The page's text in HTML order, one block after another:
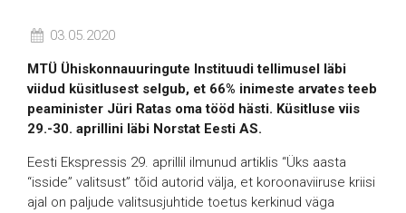
03.05.2020
MTÜ Ühiskonnauuringute Instituudi tellimusel läbi
viidud küsitlusest selgub, et 66% inimeste arvates teeb
peaminister Jüri Ratas oma tööd hästi. Küsitluse viis
29.-30. aprillini läbi Norstat Eesti AS.
Eesti Ekspressis 29. aprillil ilmunud artiklis “Üks aasta
“isside” valitsust” tõid autorid välja, et koroonaviiruse kriisi
ajal on paljude valitsusjuhtide toetus kerkinud väga